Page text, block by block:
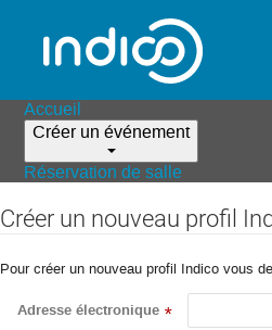
Accueil
Créer un événement
Réservation de salle
Créer un nouveau profil
Pour créer un nouveau profil Indico vous
Adresse électronique *